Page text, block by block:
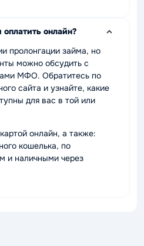
онлайн?
пролонгации займа, но
можно обсудить с
МФО. Обратитесь по
сайта и узнайте, какие
для вас в той или
онлайн, а также:
кошелька, по
и наличными через